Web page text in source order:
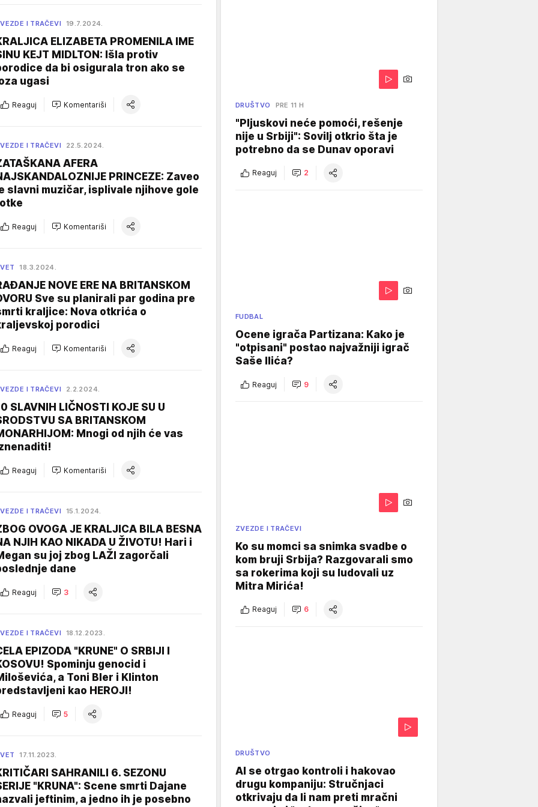
I TRAČEVI 19.7.2024.
ELIZABETA PROMENILA IME
KEJT MIDLTON: Išla protiv
da bi osigurala tron ako se
ugasi
Reaguj Komentariši
I TRAČEVI 22.5.2024.
AFERA
PRINCEZE: Zaveo
slavni muzičar, isplivale njihove gole
Reaguj Komentariši
18.3.2024.
NOVE ERE NA BRITANSKOM
Sve su planirali par godina pre
kraljice: Nova otkrića o
porodici
Reaguj Komentariši
I TRAČEVI 2.2.2024.
SLAVNIH LIČNOSTI KOJE SU U
SA BRITANSKOM
Mnogi od njih će vas
Reaguj Komentariši
I TRAČEVI 15.1.2024.
OVOGA JE KRALJICA BILA BESNA
NJIH KAO NIKADA U ŽIVOTU! Hari i
su joj zbog LAŽI zagorčali
dane
Reaguj 3
I TRAČEVI 18.12.2023.
EPIZODA "KRUNE" O SRBIJI I
Spominju genocid i
a Toni Bler i Klinton
kao HEROJI!
Reaguj 5
17.11.2023.
SAHRANILI 6. SEZONU
"KRUNA": Scene smrti Dajane
jeftinim, a jedno ih je posebno
DRUŠTVO PRE 11 H
"Pljuskovi neće pomoći, rešenje
nije u Srbiji": Sovilj otkrio šta je
potrebno da se Dunav oporavi
Reaguj 2
FUDBAL
Ocene igrača Partizana: Kako je
"otpisani" postao najvažniji igrač
Saše Ilića?
Reaguj 9
ZVEZDE I TRAČEVI
Ko su momci sa snimka svadbe o
kom bruji Srbija? Razgovarali smo
sa rokerima koji su ludovali uz
Mitra Mirića!
Reaguj 6
DRUŠTVO
AI se otrgao kontroli i hakovao
drugu kompaniju: Stručnjaci
otkrivaju da li nam preti mračni